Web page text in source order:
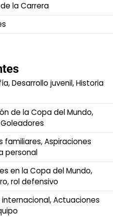
la Carrera
Desarrollo juvenil, Historia
de la Copa del Mundo,
familiares, Aspiraciones
personal
en la Copa del Mundo,
rol defensivo
Actuaciones